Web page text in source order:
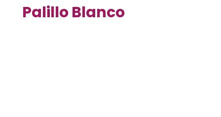
Palillo Blanco